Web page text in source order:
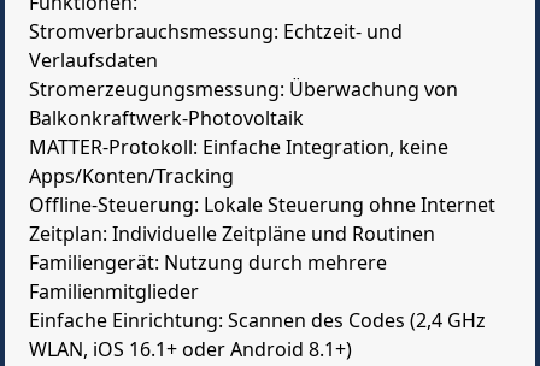
Stromverbrauchsmessung: Echtzeit- und
Verlaufsdaten
Stromerzeugungsmessung: Überwachung von
Balkonkraftwerk-Photovoltaik
MATTER-Protokoll: Einfache Integration, keine
Apps/Konten/Tracking
Offline-Steuerung: Lokale Steuerung ohne Internet
Zeitplan: Individuelle Zeitpläne und Routinen
Familiengerät: Nutzung durch mehrere
Familienmitglieder
Einfache Einrichtung: Scannen des Codes (2,4 GHz
WLAN, iOS 16.1+ oder Android 8.1+)